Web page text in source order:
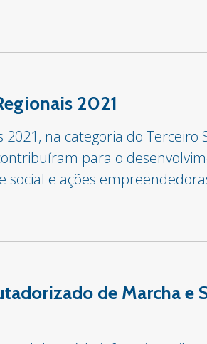
2021
na categoria do Terceiro
para o
e ações
de Marcha e